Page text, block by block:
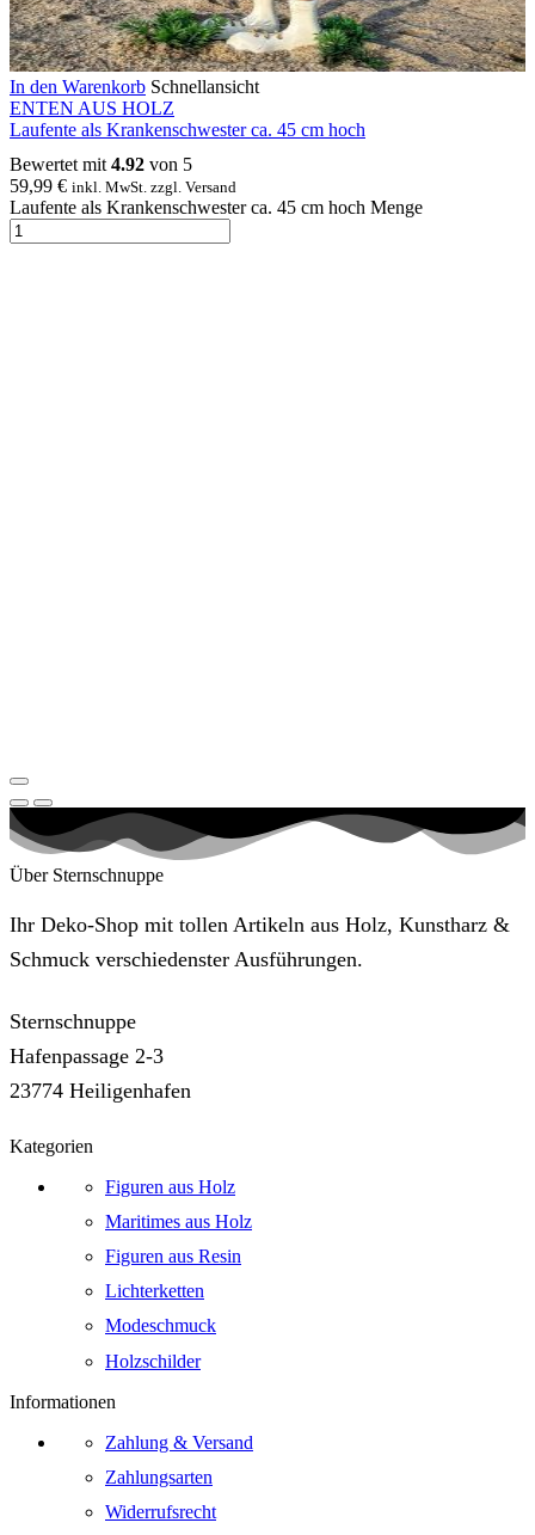
In den Warenkorb Schnellansicht
ENTEN AUS HOLZ
Laufente als Krankenschwester ca. 45 cm hoch
Bewertet mit4.92 von 5
59,99 € inkl. MwSt. zzgl. Versand
Laufente als Krankenschwester ca. 45 cm hoch Menge
Über Sternschnuppe
Ihr Deko-Shop mit tollen Artikeln aus Holz, Kunstharz &
Schmuck verschiedenster Ausführungen.
Sternschnuppe
Hafenpassage 2-3
23774 Heiligenhafen
Kategorien
Figuren aus Holz
Maritimes aus Holz
Figuren aus Resin
Lichterketten
Modeschmuck
Holzschilder
Informationen
Zahlung & Versand
Zahlungsarten
Widerrufsrecht